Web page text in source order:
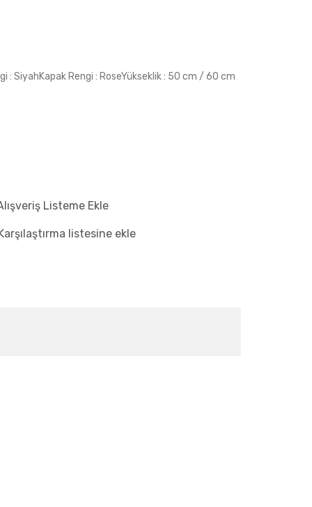
: SiyahKapak Rengi : RoseYükseklik : 50 cm / 60 cm
Listeme Ekle
listesine ekle